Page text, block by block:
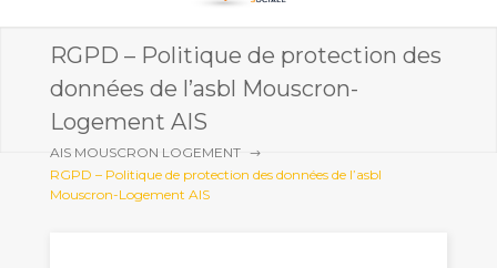
RGPD – Politique de protection des
données de l’asbl Mouscron-
Logement AIS
AIS MOUSCRON LOGEMENT
RGPD – Politique de protection des données de l’asbl
Mouscron-Logement AIS